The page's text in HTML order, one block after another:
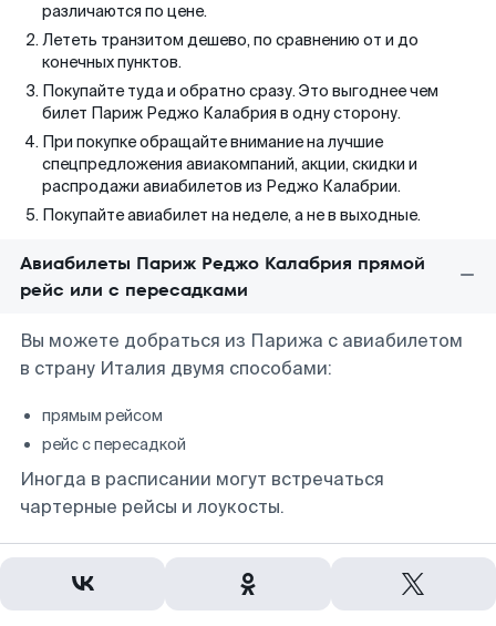
различаются по цене.
Лететь транзитом дешево, по сравнению от и до
конечных пунктов.
Покупайте туда и обратно сразу. Это выгоднее чем
билет Париж Реджо Калабрия в одну сторону.
При покупке обращайте внимание на лучшие
спецпредложения авиакомпаний, акции, скидки и
распродажи авиабилетов из Реджо Калабрии.
Покупайте авиабилет на неделе, а не в выходные.
Авиабилеты Париж Реджо Калабрия прямой
рейс или с пересадками
Вы можете добраться из Парижа с авиабилетом
в страну Италия двумя способами:
прямым рейсом
рейс с пересадкой
Иногда в расписании могут встречаться
чартерные рейсы и лоукосты.